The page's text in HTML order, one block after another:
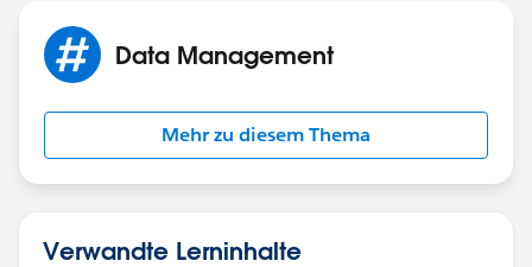
Data Management
Mehr zu diesem Thema
Verwandte Lerninhalte